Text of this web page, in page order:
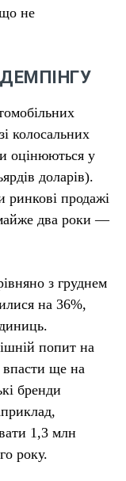
не
колосальних
оцінюються у
доларів).
ринкові продажі
два роки —
з груднем
на 36%,
попит на
впасти ще на
бренди
1,3 млн
року.